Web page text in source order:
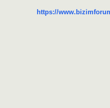
https://